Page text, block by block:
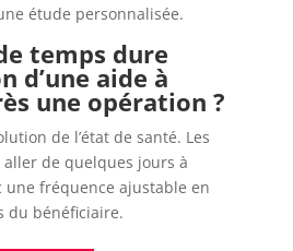
étude personnalisée.
temps dure
d’une aide à
une opération ?
de l’état de santé. Les
de quelques jours à
une fréquence ajustable en
du bénéficiaire.